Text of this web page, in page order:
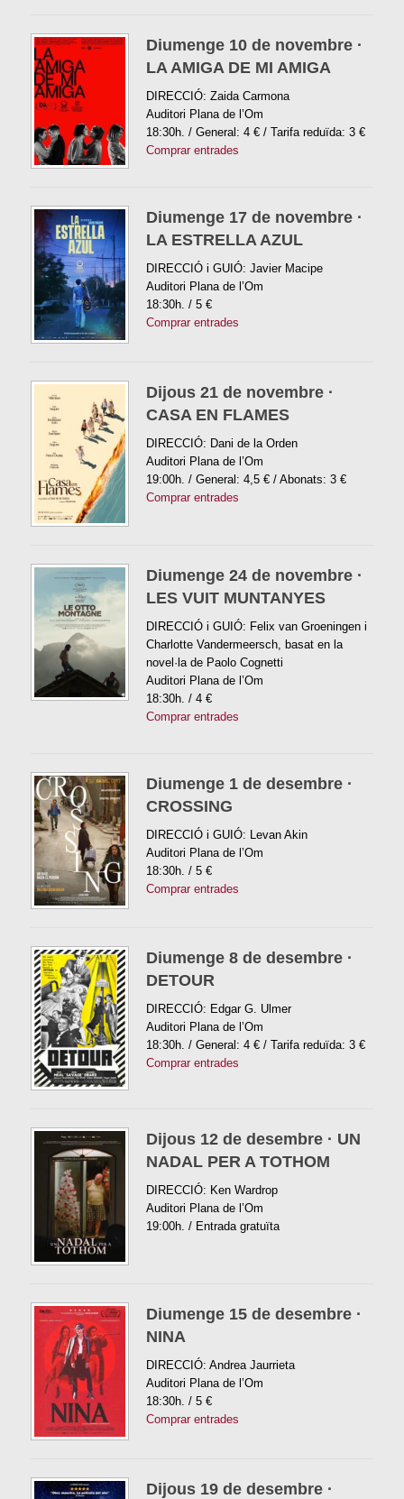
Diumenge 10 de novembre ·
LA AMIGA DE MI AMIGA
DIRECCIÓ: Zaida Carmona
Auditori Plana de l’Om
18:30h. / General: 4 € / Tarifa reduïda: 3 €
Comprar entrades
Diumenge 17 de novembre ·
LA ESTRELLA AZUL
DIRECCIÓ i GUIÓ: Javier Macipe
Auditori Plana de l’Om
18:30h. / 5 €
Comprar entrades
Dijous 21 de novembre ·
CASA EN FLAMES
DIRECCIÓ: Dani de la Orden
Auditori Plana de l’Om
19:00h. / General: 4,5 € / Abonats: 3 €
Comprar entrades
Diumenge 24 de novembre ·
LES VUIT MUNTANYES
DIRECCIÓ i GUIÓ: Felix van Groeningen i
Charlotte Vandermeersch, basat en la
novel·la de Paolo Cognetti
Auditori Plana de l’Om
18:30h. / 4 €
Comprar entrades
Diumenge 1 de desembre ·
CROSSING
DIRECCIÓ i GUIÓ: Levan Akin
Auditori Plana de l’Om
18:30h. / 5 €
Comprar entrades
Diumenge 8 de desembre ·
DETOUR
DIRECCIÓ: Edgar G. Ulmer
Auditori Plana de l’Om
18:30h. / General: 4 € / Tarifa reduïda: 3 €
Comprar entrades
Dijous 12 de desembre · UN
NADAL PER A TOTHOM
DIRECCIÓ: Ken Wardrop
Auditori Plana de l’Om
19:00h. / Entrada gratuïta
Diumenge 15 de desembre ·
NINA
DIRECCIÓ: Andrea Jaurrieta
Auditori Plana de l’Om
18:30h. / 5 €
Comprar entrades
Dijous 19 de desembre ·